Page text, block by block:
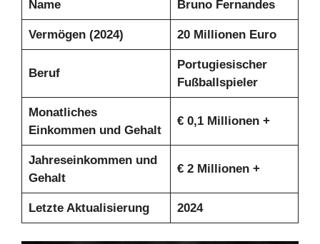
Name Bruno Fernandes
Vermögen (2024) 20 Millionen Euro
Beruf
Portugiesischer
Fußballspieler
Monatliches
Einkommen und Gehalt
€0,1 Millionen +
Jahreseinkommen und
Gehalt
€2 Millionen +
Letzte Aktualisierung 2024